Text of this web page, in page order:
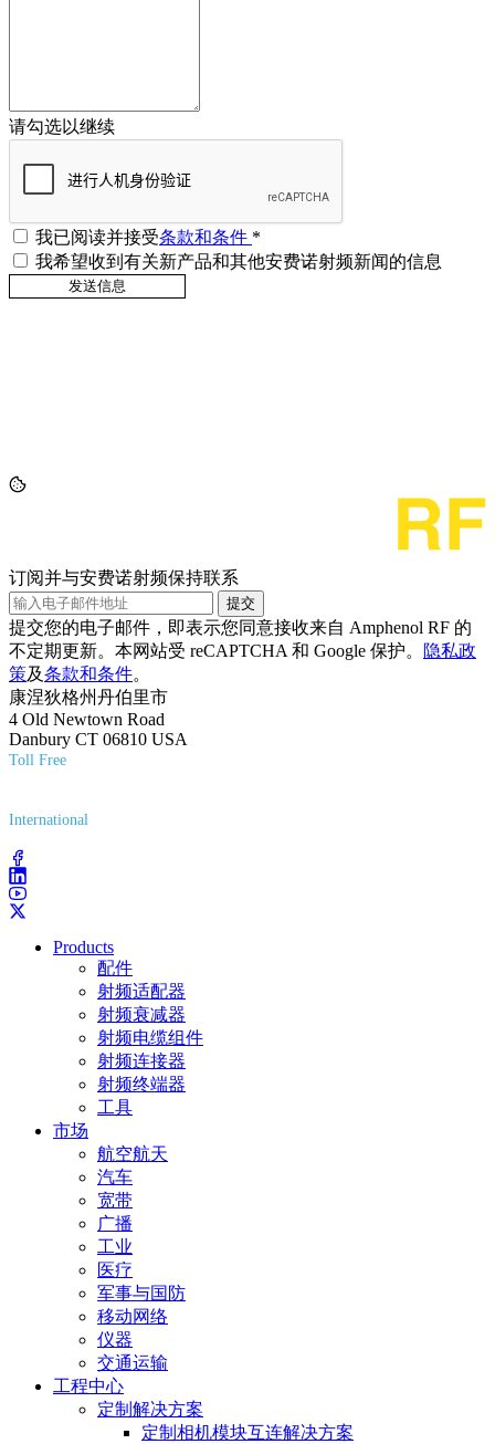
请勾选以继续
我已阅读并接受条款和条件 *
我希望收到有关新产品和其他安费诺射频新闻的信息
订阅并与安费诺射频保持联系
提交
提交您的电子邮件，即表示您同意接收来自 Amphenol RF 的
不定期更新。本网站受 reCAPTCHA 和 Google 保护。
隐私政
策及条款和条件。
康涅狄格州丹伯里市
4 Old Newtown Road
Danbury CT 06810 USA
Toll Free
International
Products
配件
射频适配器
射频衰减器
射频电缆组件
射频连接器
射频终端器
工具
市场
航空航天
汽车
宽带
广播
工业
医疗
军事与国防
移动网络
仪器
交通运输
工程中心
定制解决方案
定制相机模块互连解决方案